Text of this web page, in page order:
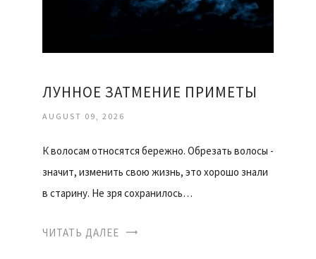
ЛУННОЕ ЗАТМЕНИЕ ПРИМЕТЫ
AUGUST 09, 2026
К волосам относятся бережно. Обрезать волосы -
значит, изменить свою жизнь, это хорошо знали
в старину. Не зря сохранилось…
ЧИТАТЬ ДАЛЕЕ